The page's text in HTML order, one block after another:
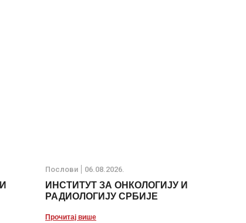
Послови 06.08.2026.
ИНСТИТУТ ЗА ОНКОЛОГИЈУ И
РАДИОЛОГИЈУ СРБИЈЕ
Прочитај више